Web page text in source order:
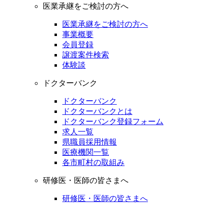
医業承継をご検討の方へ
医業承継をご検討の方へ
事業概要
会員登録
譲渡案件検索
体験談
ドクターバンク
ドクターバンク
ドクターバンクとは
ドクターバンク登録フォーム
求人一覧
県職員採用情報
医療機関一覧
各市町村の取組み
研修医・医師の皆さまへ
研修医・医師の皆さまへ